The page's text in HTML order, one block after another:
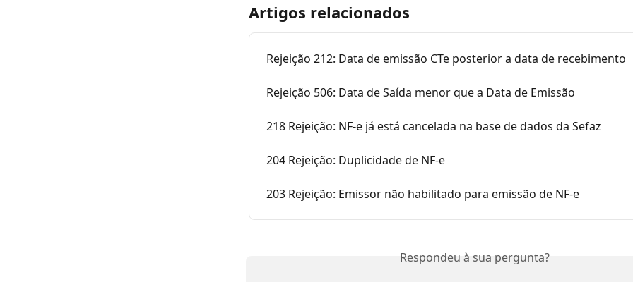
Artigos relacionados
Rejeição 212: Data de emissão CTe posterior a data de recebimento
Rejeição 506: Data de Saída menor que a Data de Emissão
218 Rejeição: NF-e já está cancelada na base de dados da Sefaz
204 Rejeição: Duplicidade de NF-e
203 Rejeição: Emissor não habilitado para emissão de NF-e
Respondeu à sua pergunta?